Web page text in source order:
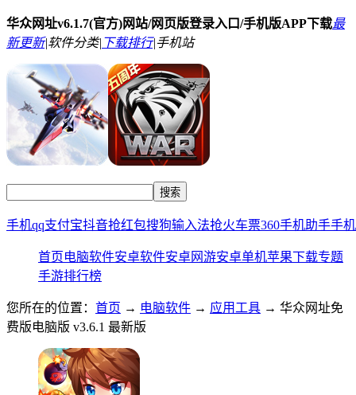
华众网址v6.1.7(官方)网站/网页版登录入口/手机版APP下载最
新更新|软件分类| 下载排行|手机站
手机qq支付宝抖音抢红包搜狗输入法抢火车票360手机助手手
首页电脑软件安卓软件安卓网游安卓单机苹果下载专题
手游排行榜
您所在的位置： 首页 → 电脑软件 → 应用工具 → 华众网址免
费版电脑版 v3.6.1 最新版